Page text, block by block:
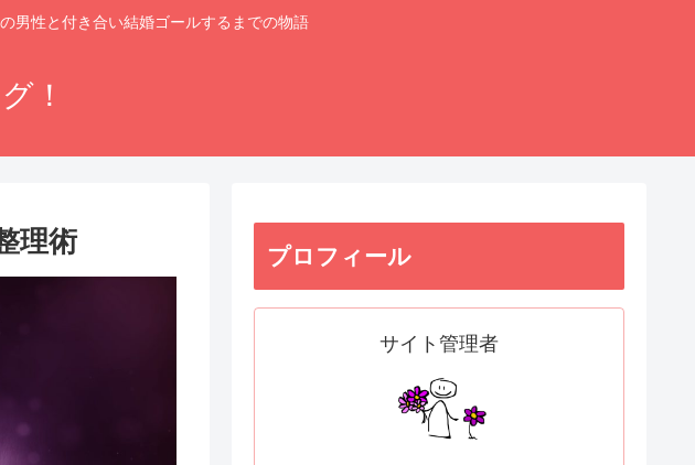
男性と付き合い結婚ゴールするまでの物語
！
理術 プロフィール
サイト管理者